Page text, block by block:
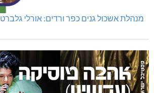
מנהלת אשכול גנים כפר ורדים: אורלי גלברט